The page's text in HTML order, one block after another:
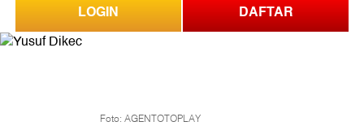
LOGIN DAFTAR
Foto: AGENTOTOPLAY